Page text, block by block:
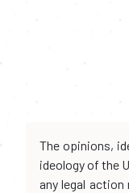
The opinions,
ideology of the
any legal